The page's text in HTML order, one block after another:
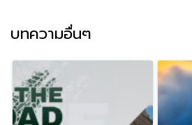
บทความอื่นๆ